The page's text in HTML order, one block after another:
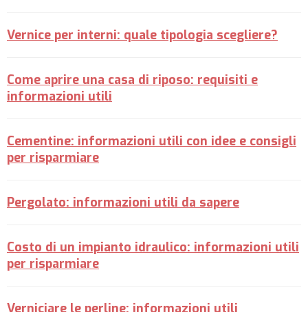
Vernice per interni: quale tipologia scegliere?
Come aprire una casa di riposo: requisiti e
informazioni utili
Cementine: informazioni utili con idee e consigli
per risparmiare
Pergolato: informazioni utili da sapere
Costo di un impianto idraulico: informazioni utili
per risparmiare